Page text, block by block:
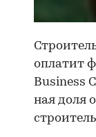
оплатит
Business
ная доля